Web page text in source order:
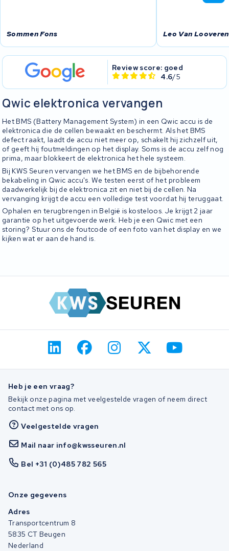
Sommen Fons Leo Van Looveren
Review score: goed
4.6/5
Qwic elektronica vervangen
Het BMS (Battery Management System) in een Qwic accu is de
elektronica die de cellen bewaakt en beschermt. Als het BMS
defect raakt, laadt de accu niet meer op, schakelt hij zichzelf uit,
of geeft hij foutmeldingen op het display. Soms is de accu zelf nog
prima, maar blokkeert de elektronica het hele systeem.
Bij KWS Seuren vervangen we het BMS en de bijbehorende
bekabeling in Qwic accu's. We testen eerst of het probleem
daadwerkelijk bij de elektronica zit en niet bij de cellen. Na
vervanging krijgt de accu een volledige test voordat hij teruggaat.
Ophalen en terugbrengen in België is kosteloos. Je krijgt 2 jaar
garantie op het uitgevoerde werk. Heb je een Qwic met een
storing? Stuur ons de foutcode of een foto van het display en we
kijken wat er aan de hand is.
Heb je een vraag?
Bekijk onze pagina met veelgestelde vragen of neem direct
contact met ons op.
Veelgestelde vragen
Mail naar info@kwsseuren.nl
Bel +31 (0)485 782 565
Onze gegevens
Adres
Transportcentrum 8
5835 CT Beugen
Nederland